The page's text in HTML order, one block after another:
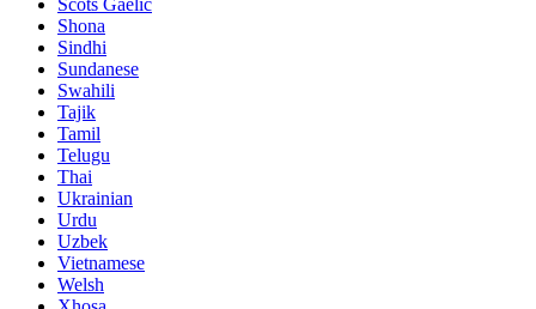
Scots Gaelic
Shona
Sindhi
Sundanese
Swahili
Tajik
Tamil
Telugu
Thai
Ukrainian
Urdu
Uzbek
Vietnamese
Welsh